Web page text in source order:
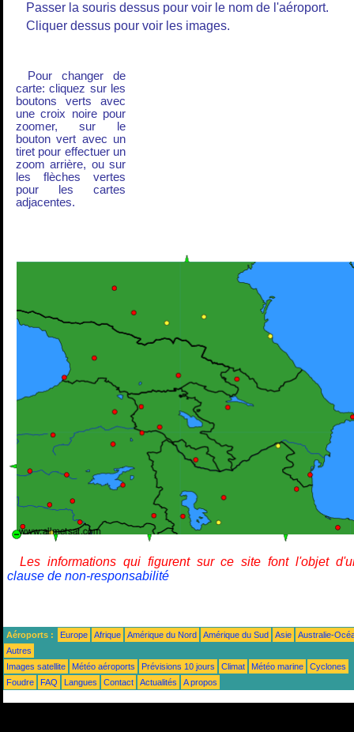
Passer la souris dessus pour voir le nom de l'aéroport.
Cliquer dessus pour voir les images.
Pour changer de
carte: cliquez sur les
boutons verts avec
une croix noire pour
zoomer, sur le
bouton vert avec un
tiret pour effectuer un
zoom arrière, ou sur
les flèches vertes
pour les cartes
adjacentes.
Les informations qui figurent sur ce site font l'objet
clause de non-responsabilité
Aéroports : Europe Afrique Amérique du Nord Amérique du Sud Asie
Australie-
Autres
Images satellite
Météo aéroports Prévisions 10 jours Climat Météo marine
Cyclones
Foudre
FAQ Langues Contact Actualités A propos